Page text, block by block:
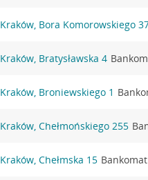
Kraków, Bora Komorowskiego
Kraków, Bratysławska 4
Kraków, Broniewskiego 1
Kraków, Chełmońskiego 255
Kraków, Chełmska 15